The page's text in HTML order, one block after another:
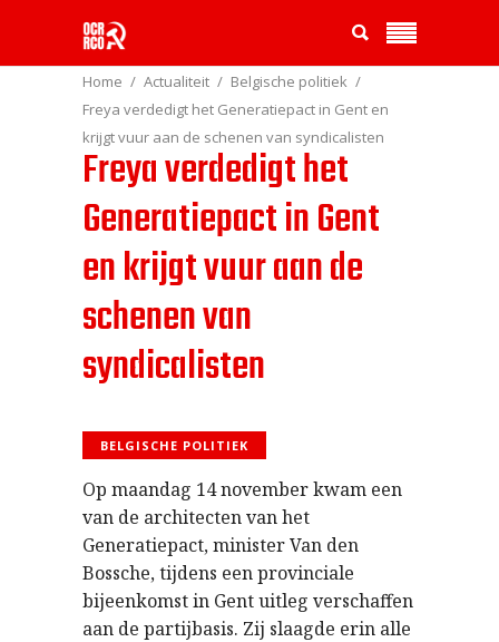
Home Actualiteit
Belgische politiek
Freya verdedigt het Generatiepact in Gent en
krijgt vuur aan de schenen van syndicalisten
Freya verdedigt het
Generatiepact in Gent
en krijgt vuur aan de
schenen van
syndicalisten
BELGISCHE POLITIEK
Op maandag 14 november kwam een
van de architecten van het
Generatiepact, minister Van den
Bossche, tijdens een provinciale
bijeenkomst in Gent uitleg verschaffen
aan de partijbasis. Zij slaagde erin alle